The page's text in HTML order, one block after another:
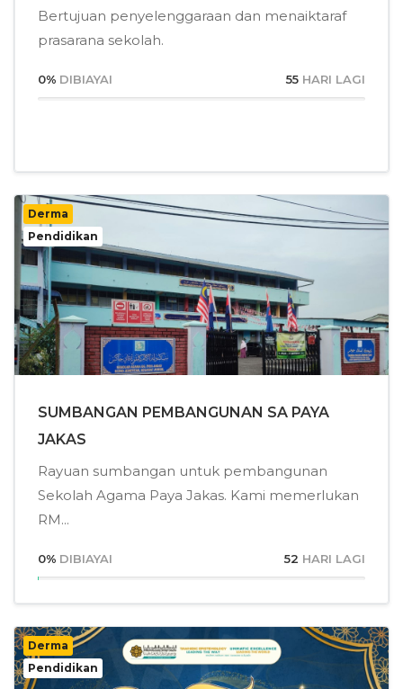
Bertujuan penyelenggaraan dan menaiktaraf
prasarana sekolah.
0% DIBIAYAI 55 HARI LAGI
Derma
Pendidikan
SUMBANGAN PEMBANGUNAN SA PAYA
JAKAS
Rayuan sumbangan untuk pembangunan
Sekolah Agama Paya Jakas. Kami memerlukan
RM...
0% DIBIAYAI 52 HARI LAGI
Derma
Pendidikan